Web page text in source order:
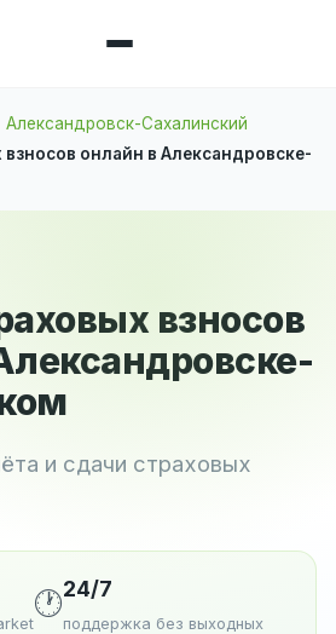
Александровск-Сахалинский
взносов онлайн в Александровске-
взносов
и сдачи страховых
🕐24/7
поддержка без выходных